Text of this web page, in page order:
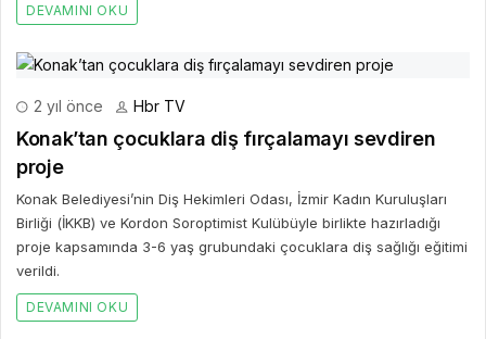
DEVAMINI OKU
2 yıl önce Hbr TV
Konak’tan çocuklara diş fırçalamayı sevdiren
proje
Konak Belediyesi’nin Diş Hekimleri Odası, İzmir Kadın Kuruluşları
Birliği (İKKB) ve Kordon Soroptimist Kulübüyle birlikte hazırladığı
proje kapsamında 3-6 yaş grubundaki çocuklara diş sağlığı eğitimi
verildi.
DEVAMINI OKU